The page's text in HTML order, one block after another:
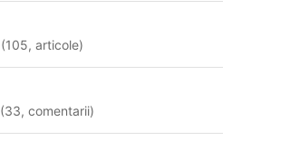
(105,articole)
(33,comentarii)